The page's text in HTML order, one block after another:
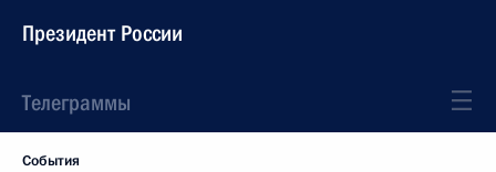
Президент России
Телеграммы
События